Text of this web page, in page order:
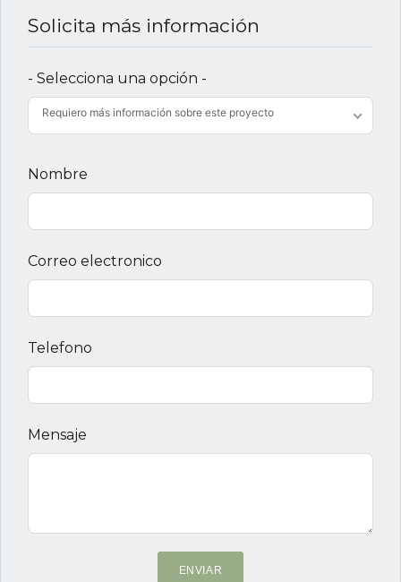
Solicita más información
- Selecciona una opción -
Requiero más información sobre este proyecto
Nombre
Correo electronico
Telefono
Mensaje
ENVIAR